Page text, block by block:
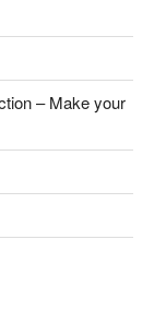
– Make your